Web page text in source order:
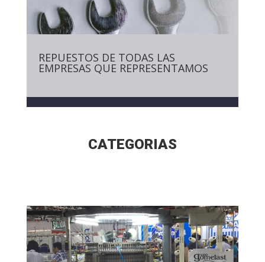
REPUESTOS DE TODAS LAS
EMPRESAS QUE REPRESENTAMOS
CATEGORIAS